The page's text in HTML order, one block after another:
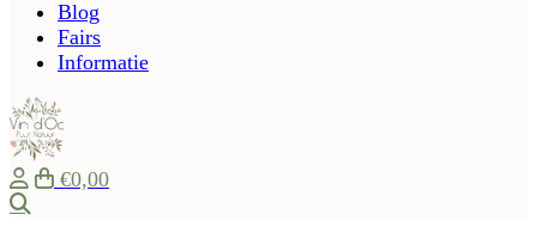
Blog
Fairs
Informatie
€0,00